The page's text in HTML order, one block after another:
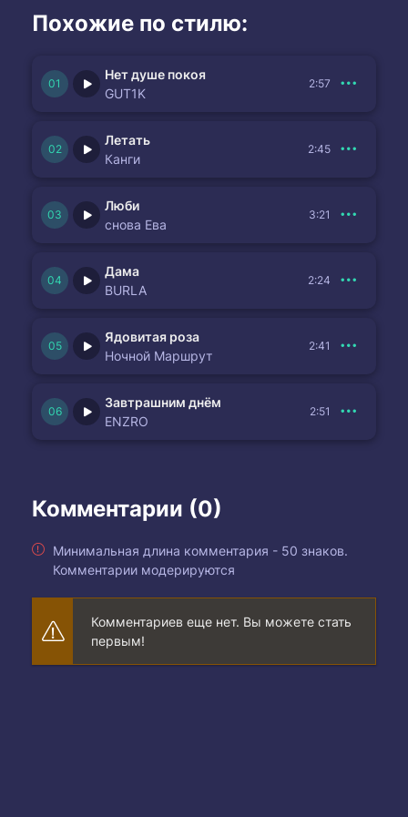
Похожие по стилю:
Нет душе покоя
GUT1K
2:57
Летать
Канги
2:45
Люби
снова Ева
3:21
Дама
BURLA
2:24
Ядовитая роза
Ночной Маршрут
2:41
Завтрашним днём
ENZRO
2:51
Комментарии (0)
Минимальная длина комментария - 50 знаков.
Комментарии модерируются
Комментариев еще нет. Вы можете стать
первым!